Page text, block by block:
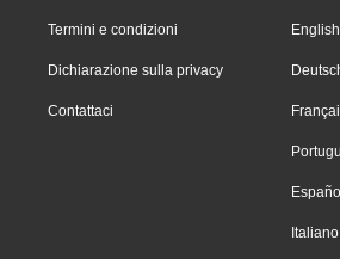
Termini e condizioni
Dichiarazione sulla privacy
Contattaci